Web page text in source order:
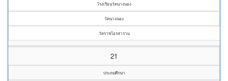
โรงเรียนวัดนางนอง
วัดนางนอง
วัดราชโอรสาราม
21
ประถมศึกษา